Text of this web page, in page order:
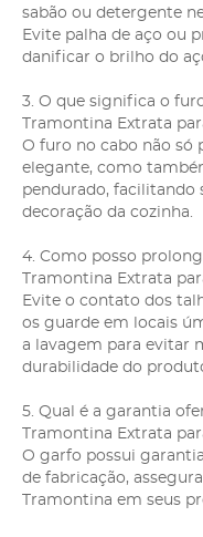
sabão ou detergente
Evite palha de aço ou
danificar o brilho do
3. O que significa o
Tramontina Extrata
O furo no cabo não só
elegante, como
pendurado, facilitando
decoração da cozinha.
4. Como posso
Tramontina Extrata
Evite o contato dos
os guarde em locais
a lavagem para evitar
durabilidade do
5. Qual é a garantia
Tramontina Extrata
O garfo possui
de fabricação,
Tramontina em seus